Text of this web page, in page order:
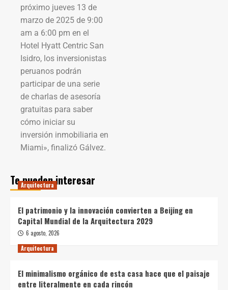
próximo jueves 13 de
marzo de 2025 de 9:00
am a 6:00 pm en el
Hotel Hyatt Centric San
Isidro, los inversionistas
peruanos podrán
participar de una serie
de charlas de asesoría
gratuitas para saber
cómo iniciar su
inversión inmobiliaria en
Miami», finalizó Gálvez.
Te pueden interesar
Arquitectura
El patrimonio y la innovación convierten a Beijing en
Capital Mundial de la Arquitectura 2029
6 agosto, 2026
Arquitectura
El minimalismo orgánico de esta casa hace que el paisaje
entre literalmente en cada rincón